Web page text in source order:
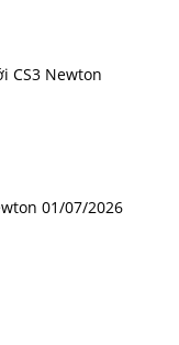
CS3 Newton
01/07/2026